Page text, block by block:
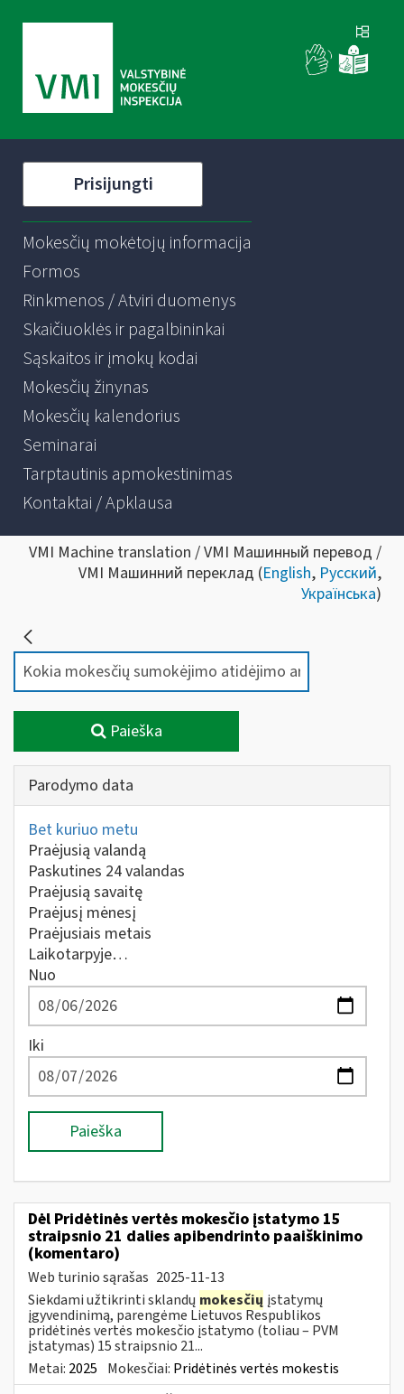
Prisijungti
Mokesčių mokėtojų informacija
Formos
Rinkmenos / Atviri duomenys
Skaičiuoklės ir pagalbininkai
Sąskaitos ir įmokų kodai
Mokesčių žinynas
Mokesčių kalendorius
Seminarai
Tarptautinis apmokestinimas
Kontaktai / Apklausa
VMI Machine translation / VMI Машинный перевод /
VMI Машинний переклад (English, Русский,
Українська)
Paieška
Parodymo data
Bet kuriuo metu
Praėjusią valandą
Paskutines 24 valandas
Praėjusią savaitę
Praėjusį mėnesį
Praėjusiais metais
Laikotarpyje…
Nuo
Iki
Paieška
Dėl Pridėtinės vertės mokesčio įstatymo 15
straipsnio 21 dalies apibendrinto paaiškinimo
(komentaro)
Web turinio sąrašas 2025-11-13
Siekdami užtikrinti sklandų mokesčių įstatymų
įgyvendinimą, parengėme Lietuvos Respublikos
pridėtinės vertės mokesčio įstatymo (toliau – PVM
įstatymas) 15 straipsnio 21...
Metai: 2025 Mokesčiai: Pridėtinės vertės mokestis